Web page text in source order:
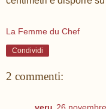
La Femme du Chef
Condividi
2 commenti: